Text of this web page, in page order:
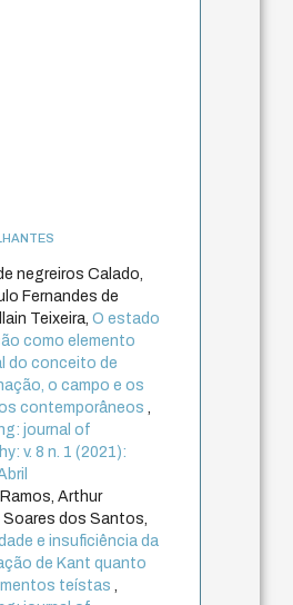
negreiros Calado,
Fernandes de
Teixeira,O estado
como elemento
do conceito de
o campo e os
contemporâneos,
journal of
v. 8 n. 1 (2021):
Arthur
Soares dos Santos,
e insuficiência da
de Kant quanto
teístas,